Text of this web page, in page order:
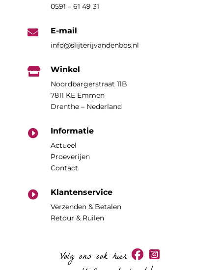
0591 – 61 49 31
 E-mail
info@slijterijvandenbos.nl
 Winkel
Noordbargerstraat 11B
7811 KE Emmen
Drenthe – Nederland
 Informatie
Actueel
Proeverijen
Contact
 Klantenservice
Verzenden & Betalen
Retour & Ruilen
Volg ons ook hier